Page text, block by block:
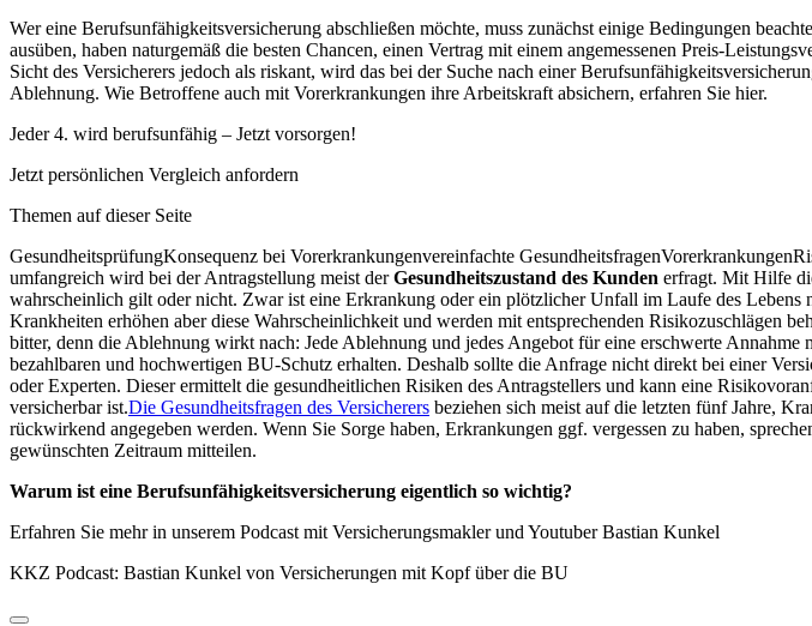
Wer eine Berufsunfähigkeitsversicherung abschließen möchte, muss zunächst einige Bedingungen
ausüben, haben naturgemäß die besten Chancen, einen Vertrag mit einem angemessenen Preis-
Sicht des Versicherers jedoch als riskant, wird das bei der Suche nach einer
Ablehnung. Wie Betroffene auch mit Vorerkrankungen ihre Arbeitskraft absichern, erfahren Sie hier.
Jeder 4. wird berufsunfähig – Jetzt vorsorgen!
Jetzt persönlichen Vergleich anfordern
Themen auf dieser Seite
GesundheitsprüfungKonsequenz bei Vorerkrankungenvereinfachte
umfangreich wird bei der Antragstellung meist derGesundheitszustand des Kunden erfragt. Mit Hilfe
wahrscheinlich gilt oder nicht. Zwar ist eine Erkrankung oder ein plötzlicher Unfall im Laufe des
Krankheiten erhöhen aber diese Wahrscheinlichkeit und werden mit entsprechenden Risikozuschlägen
bitter, denn die Ablehnung wirkt nach: Jede Ablehnung und jedes Angebot für eine erschwerte
bezahlbaren und hochwertigen BU-Schutz erhalten. Deshalb sollte die Anfrage nicht direkt bei einer
oder Experten. Dieser ermittelt die gesundheitlichen Risiken des Antragstellers und kann eine
versicherbar ist.Die Gesundheitsfragen des Versicherers beziehen sich meist auf die letzten fünf Jahre,
rückwirkend angegeben werden. Wenn Sie Sorge haben, Erkrankungen ggf. vergessen zu haben,
gewünschten Zeitraum mitteilen.
Warum ist eine Berufsunfähigkeitsversicherung eigentlich so wichtig?
Erfahren Sie mehr in unserem Podcast mit Versicherungsmakler und Youtuber Bastian Kunkel
KKZ Podcast: Bastian Kunkel von Versicherungen mit Kopf über die BU